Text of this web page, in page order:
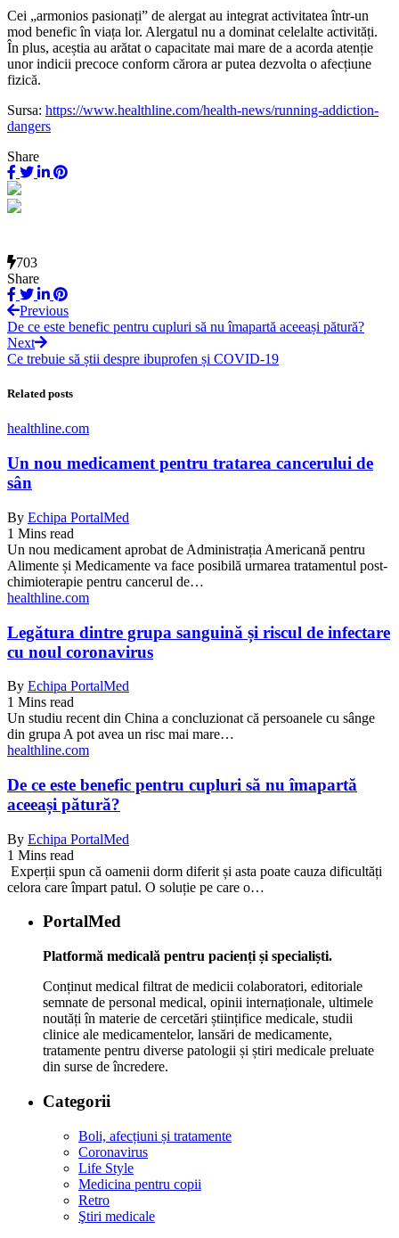
Cei „armonios pasionați” de alergat au integrat activitatea într-un
mod benefic în viața lor. Alergatul nu a dominat celelalte activități.
În plus, aceștia au arătat o capacitate mai mare de a acorda atenție
unor indicii precoce conform cărora ar putea dezvolta o afecțiune
fizică.
Sursa: https://www.healthline.com/health-news/running-addiction-
dangers
Share
703
Share
Previous
De ce este benefic pentru cupluri să nu îmapartă aceeași pătură?
Next
Ce trebuie să știi despre ibuprofen și COVID-19
Related posts
healthline.com
Un nou medicament pentru tratarea cancerului de
sân
By Echipa PortalMed
1 Mins read
Un nou medicament aprobat de Administrația Americană pentru
Alimente și Medicamente va face posibilă urmarea tratamentul post-
chimioterapie pentru cancerul de…
healthline.com
Legătura dintre grupa sanguină și riscul de infectare
cu noul coronavirus
By Echipa PortalMed
1 Mins read
Un studiu recent din China a concluzionat că persoanele cu sânge
din grupa A pot avea un risc mai mare…
healthline.com
De ce este benefic pentru cupluri să nu îmapartă
aceeași pătură?
By Echipa PortalMed
1 Mins read
Experții spun că oamenii dorm diferit și asta poate cauza dificultăți
celora care împart patul. O soluție pe care o…
PortalMed
Platformă medicală pentru pacienți și specialiști.
Conținut medical filtrat de medicii colaboratori, editoriale
semnate de personal medical, opinii internaționale, ultimele
noutăți în materie de cercetări științifice medicale, studii
clinice ale medicamentelor, lansări de medicamente,
tratamente pentru diverse patologii și știri medicale preluate
din surse de încredere.
Categorii
Boli, afecțiuni și tratamente
Coronavirus
Life Style
Medicina pentru copii
Retro
Ştiri medicale